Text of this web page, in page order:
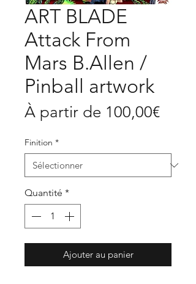
ART BLADE
Attack From
Mars B.Allen /
Pinball artwork
À partir de 100,00€Prix
Finition *
Quantité *
Ajouter au panier